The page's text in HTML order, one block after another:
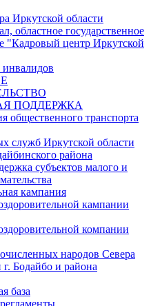
Иркутской области
областное государственное
"Кадровый центр Иркутской
инвалидов
ПОДДЕРЖКА
общественного транспорта
служб Иркутской области
района
субъектов малого и
кампания
кампании
компании
народов Севера
Бодайбо и района
база